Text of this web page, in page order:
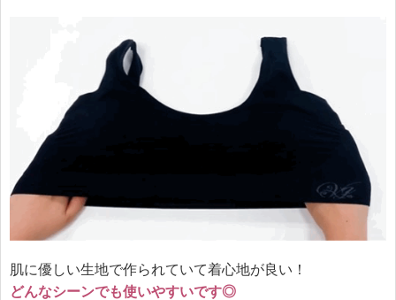
肌に優しい生地で作られていて着心地が良い！
どんなシーンでも使いやすいです◎